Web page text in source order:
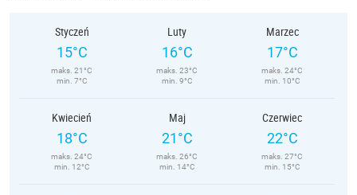
Styczeń
15°C
maks. 21°C
min. 7°C
Luty
16°C
maks. 23°C
min. 9°C
Marzec
17°C
maks. 24°C
min. 10°C
Kwiecień
18°C
maks. 24°C
min. 12°C
Maj
21°C
maks. 26°C
min. 14°C
Czerwiec
22°C
maks. 27°C
min. 15°C